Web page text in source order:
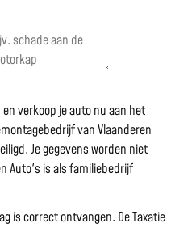
verkoop je auto nu aan het
van Vlaanderen
Je gegevens worden niet
Auto's is als familiebedrijf
is correct ontvangen. De Taxatie